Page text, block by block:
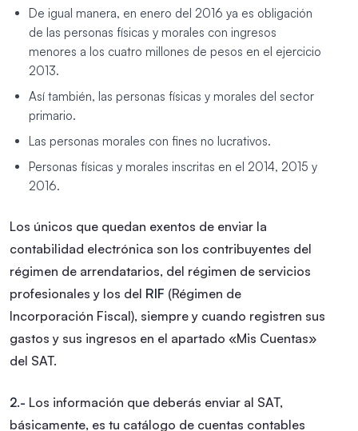
De igual manera, en enero del 2016 ya es obligación
de las personas físicas y morales con ingresos
menores a los cuatro millones de pesos en el ejercicio
2013.
Así también, las personas físicas y morales del sector
primario.
Las personas morales con fines no lucrativos.
Personas físicas y morales inscritas en el 2014, 2015 y
2016.
Los únicos que quedan exentos de enviar la
contabilidad electrónica son los contribuyentes del
régimen de arrendatarios, del régimen de servicios
profesionales y los del RIF (Régimen de
Incorporación Fiscal), siempre y cuando registren sus
gastos y sus ingresos en el apartado «Mis Cuentas»
del SAT.
2.- Los información que deberás enviar al SAT,
básicamente, es tu catálogo de cuentas contables